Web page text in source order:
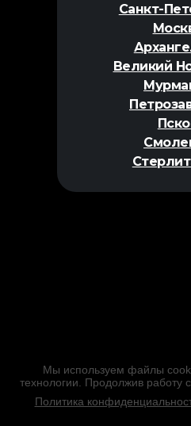
Санкт-
Великий
Мы используем файлы
технологии. Продолжив работу
Политика